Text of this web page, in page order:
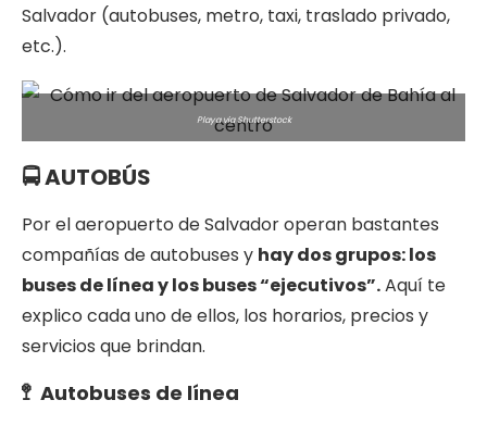
Salvador (autobuses, metro, taxi, traslado privado,
etc.).
Playa via Shutterstock
🚍 AUTOBÚS
Por el aeropuerto de Salvador operan bastantes
compañías de autobuses y hay dos grupos: los
buses de línea y los buses “ejecutivos”.Aquí te
explico cada uno de ellos, los horarios, precios y
servicios que brindan.
🚏 Autobuses de línea